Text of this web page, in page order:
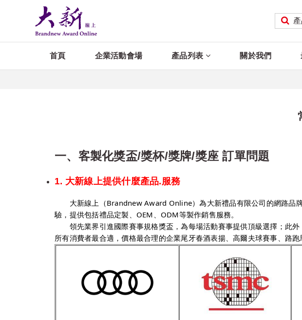
首頁 企業活動會場 產品列表 關於我們
一、客製化獎盃/獎杯/獎牌/獎座 訂單問題
1. 大新線上提供什麼產品.服務
大新線上（Brandnew Award Online）為大新禮品有限公司的網路品
驗，提供包括禮品定製、OEM、ODM等製作銷售服務。
領先業界引進國際賽事規格獎盃，為每場活動賽事提供頂級選擇；此外
所有消費者最合適，價格最合理的企業尾牙春酒表揚、高爾夫球賽事、路